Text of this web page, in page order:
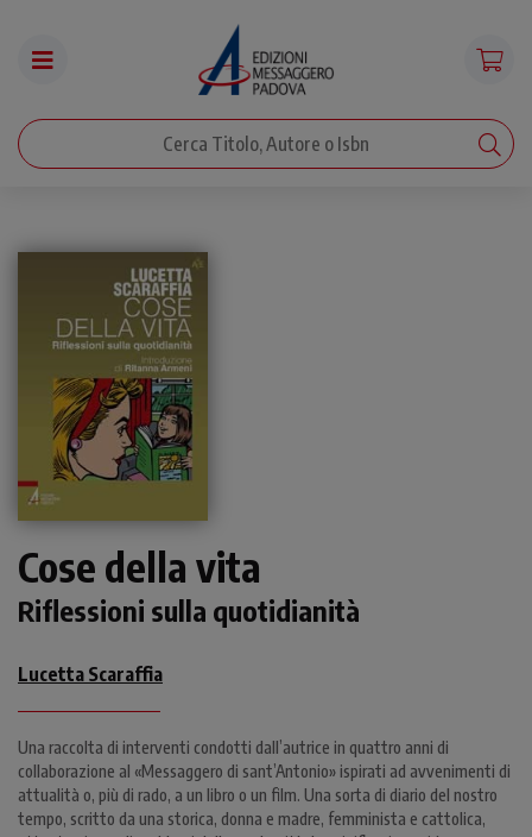
Cose della vita
Riflessioni sulla quotidianità
Lucetta Scaraffia
Una raccolta di interventi condotti dall’autrice in quattro anni di
collaborazione al «Messaggero di sant’Antonio» ispirati ad avvenimenti di
attualità o, più di rado, a un libro o un film. Una sorta di diario del nostro
tempo, scritto da una storica, donna e madre, femminista e cattolica,